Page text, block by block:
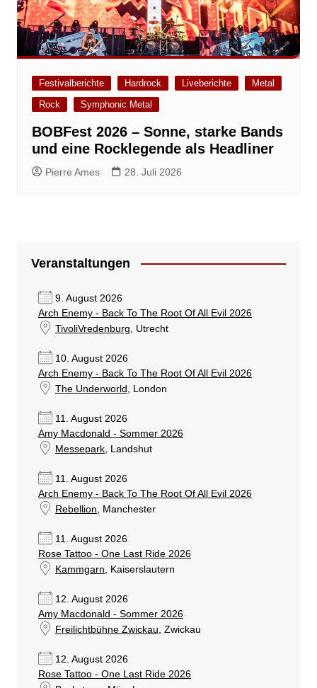
Festivalberichte Hardrock Liveberichte
Metal
Rock
Symphonic Metal
BOBFest 2026 – Sonne, starke Bands
und eine Rocklegende als Headliner
Pierre Ames 28. Juli 2026
Veranstaltungen
9. August 2026
Arch Enemy - Back To The Root Of All Evil 2026
TivoliVredenburg , Utrecht
10. August 2026
Arch Enemy - Back To The Root Of All Evil 2026
The Underworld , London
11. August 2026
Amy Macdonald - Sommer 2026
Messepark, Landshut
11. August 2026
Arch Enemy - Back To The Root Of All Evil 2026
Rebellion , Manchester
11. August 2026
Rose Tattoo - One Last Ride 2026
Kammgarn , Kaiserslautern
12. August 2026
Amy Macdonald - Sommer 2026
Freilichtbühne Zwickau , Zwickau
12. August 2026
Rose Tattoo - One Last Ride 2026